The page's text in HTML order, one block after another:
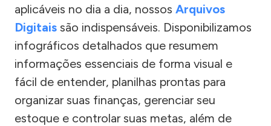
aplicáveis no dia a dia, nossos Arquivos
Digitais são indispensáveis. Disponibilizamos
infográficos detalhados que resumem
informações essenciais de forma visual e
fácil de entender, planilhas prontas para
organizar suas finanças, gerenciar seu
estoque e controlar suas metas, além de